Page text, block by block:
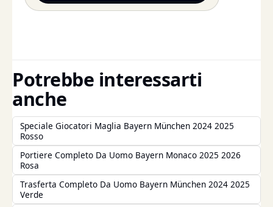
Potrebbe interessarti
anche
Speciale Giocatori Maglia Bayern München 2024 2025
Rosso
Portiere Completo Da Uomo Bayern Monaco 2025 2026
Rosa
Trasferta Completo Da Uomo Bayern München 2024 2025
Verde